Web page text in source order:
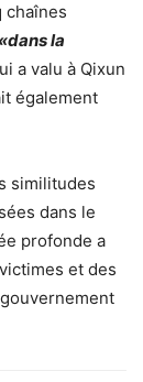
chaînes
«dans la
a valu à Qixun
également
similitudes
dans le
profonde a
et des